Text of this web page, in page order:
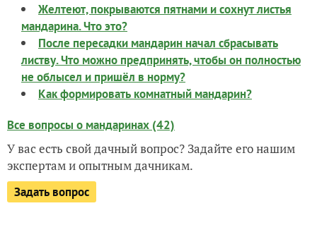
Желтеют, покрываются пятнами и сохнут листья
мандарина. Что это?
После пересадки мандарин начал сбрасывать
листву. Что можно предпринять, чтобы он полностью
не облысел и пришёл в норму?
Как формировать комнатный мандарин?
Все вопросы о мандаринах (42)
У вас есть свой дачный вопрос? Задайте его нашим
экспертам и опытным дачникам.
Задать вопрос